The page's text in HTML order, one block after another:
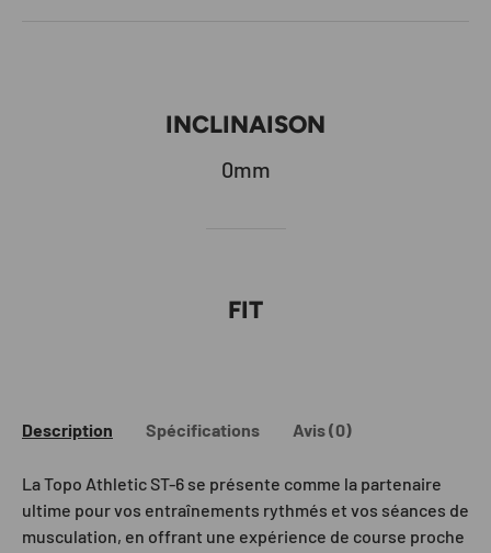
INCLINAISON
0mm
FIT
Description Spécifications Avis (0)
La Topo Athletic ST-6 se présente comme la partenaire
ultime pour vos entraînements rythmés et vos séances de
musculation, en offrant une expérience de course proche